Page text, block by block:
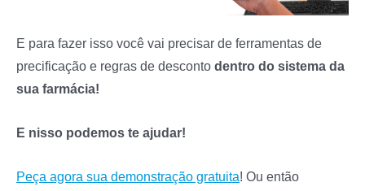
E para fazer isso você vai precisar de ferramentas de
precificação e regras de desconto dentro do sistema da
sua farmácia!
E nisso podemos te ajudar!
Peça agora sua demonstração gratuita! Ou então